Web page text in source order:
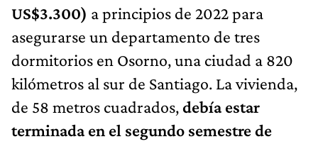
US$3.300) a principios de 2022 para
asegurarse un departamento de tres
dormitorios en Osorno, una ciudad a 820
kilómetros al sur de Santiago. La vivienda,
de 58 metros cuadrados,debía estar
terminada en el segundo semestre de